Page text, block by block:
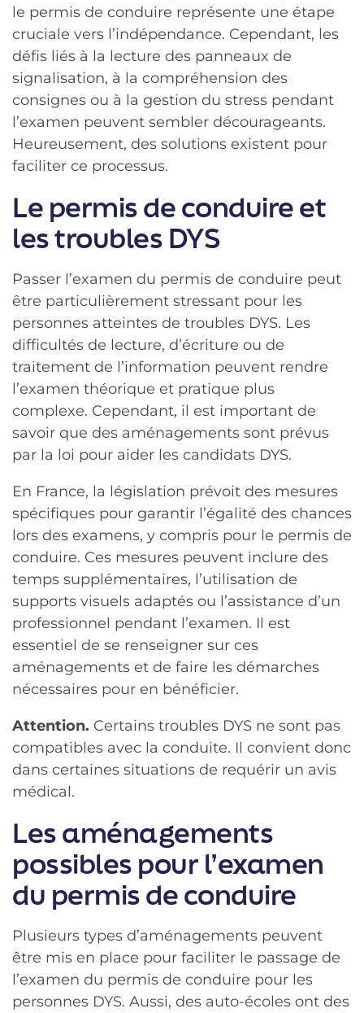
le permis de conduire représente une étape
cruciale vers l’indépendance. Cependant, les
défis liés à la lecture des panneaux de
signalisation, à la compréhension des
consignes ou à la gestion du stress pendant
l’examen peuvent sembler décourageants.
Heureusement, des solutions existent pour
faciliter ce processus.
Le permis de conduire et
les troubles DYS
Passer l’examen du permis de conduire peut
être particulièrement stressant pour les
personnes atteintes de troubles DYS. Les
difficultés de lecture, d’écriture ou de
traitement de l’information peuvent rendre
l’examen théorique et pratique plus
complexe. Cependant, il est important de
savoir que des aménagements sont prévus
par la loi pour aider les candidats DYS.
En France, la législation prévoit des mesures
spécifiques pour garantir l’égalité des chances
lors des examens, y compris pour le permis de
conduire. Ces mesures peuvent inclure des
temps supplémentaires, l’utilisation de
supports visuels adaptés ou l’assistance d’un
professionnel pendant l’examen. Il est
essentiel de se renseigner sur ces
aménagements et de faire les démarches
nécessaires pour en bénéficier.
Attention. Certains troubles DYS ne sont pas
compatibles avec la conduite. Il convient donc
dans certaines situations de requérir un avis
médical.
Les aménagements
possibles pour l’examen
du permis de conduire
Plusieurs types d’aménagements peuvent
être mis en place pour faciliter le passage de
l’examen du permis de conduire pour les
personnes DYS. Aussi, des auto-écoles ont des